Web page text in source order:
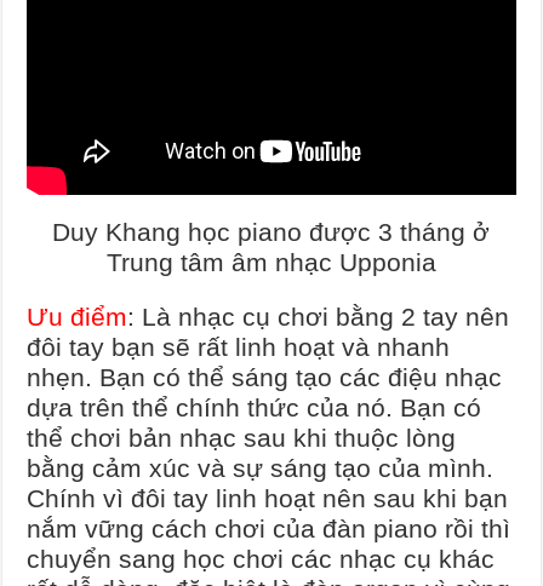
Duy Khang học piano được 3 tháng ở
Trung tâm âm nhạc Upponia
Ưu điểm: Là nhạc cụ chơi bằng 2 tay nên
đôi tay bạn sẽ rất linh hoạt và nhanh
nhẹn. Bạn có thể sáng tạo các điệu nhạc
dựa trên thể chính thức của nó. Bạn có
thể chơi bản nhạc sau khi thuộc lòng
bằng cảm xúc và sự sáng tạo của mình.
Chính vì đôi tay linh hoạt nên sau khi bạn
nắm vững cách chơi của đàn piano rồi thì
chuyển sang học chơi các nhạc cụ khác